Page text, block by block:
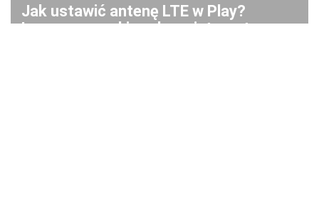
Jak ustawić antenę LTE w Play?
Lepszy sygnał i szybszy internet